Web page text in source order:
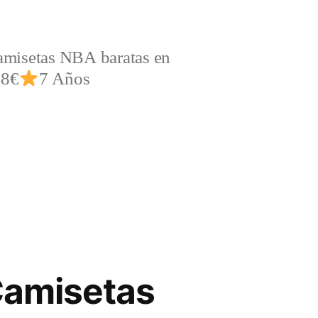
NBA baratas en
7 Años